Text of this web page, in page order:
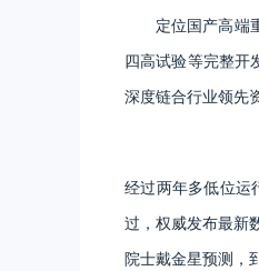
定位国产高端
四高试验等完整开
深度链合行业领先
经过两年多低位运
过，权威发布最新
院士戴金星预测，